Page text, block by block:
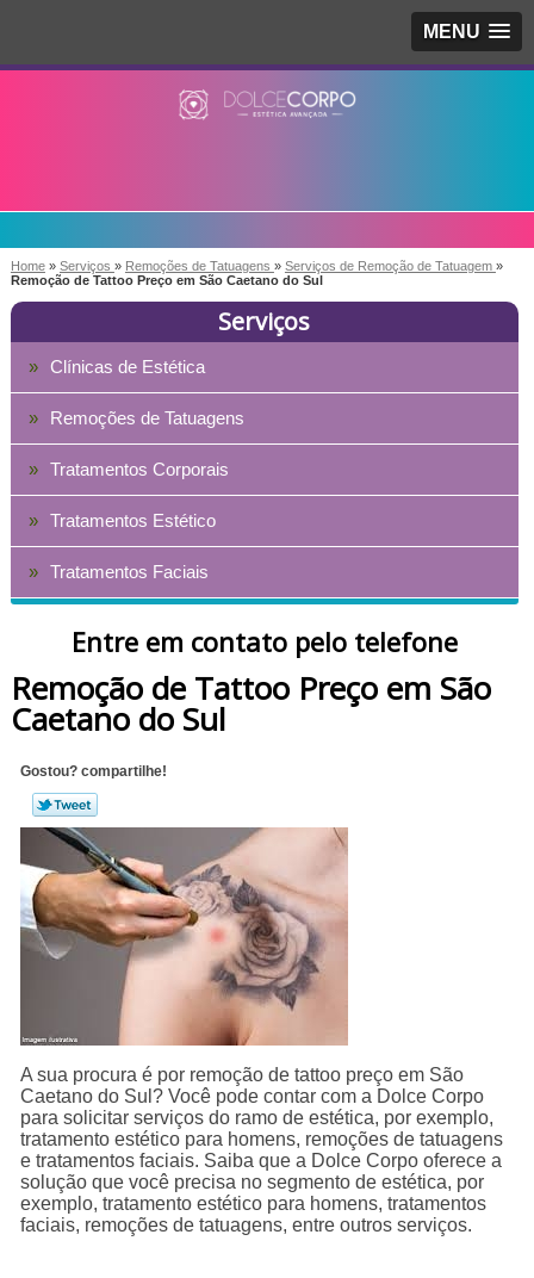
MENU
Home » Serviços » Remoções de Tatuagens » Serviços de Remoção de Tatuagem »
Remoção de Tattoo Preço em São Caetano do Sul
Serviços
Clínicas de Estética
Remoções de Tatuagens
Tratamentos Corporais
Tratamentos Estético
Tratamentos Faciais
Entre em contato pelo telefone
Remoção de Tattoo Preço em São
Caetano do Sul
Gostou? compartilhe!
A sua procura é por remoção de tattoo preço em São
Caetano do Sul? Você pode contar com a Dolce Corpo
para solicitar serviços do ramo de estética, por exemplo,
tratamento estético para homens, remoções de tatuagens
e tratamentos faciais. Saiba que a Dolce Corpo oferece a
solução que você precisa no segmento de estética, por
exemplo, tratamento estético para homens, tratamentos
faciais, remoções de tatuagens, entre outros serviços.